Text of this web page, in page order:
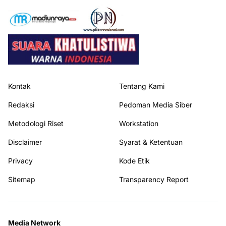
Kontak Tentang Kami
Redaksi Pedoman Media Siber
Metodologi Riset Workstation
Disclaimer Syarat & Ketentuan
Privacy Kode Etik
Sitemap Transparency Report
Media Network